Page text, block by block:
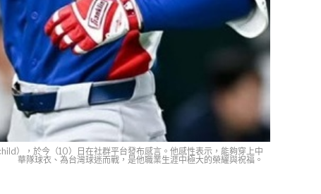
），於今（10）日在社群平台發布感言。他感性表示，能夠穿上中
華隊球衣、為台灣球迷而戰，是他職業生涯中極大的榮耀與祝福。